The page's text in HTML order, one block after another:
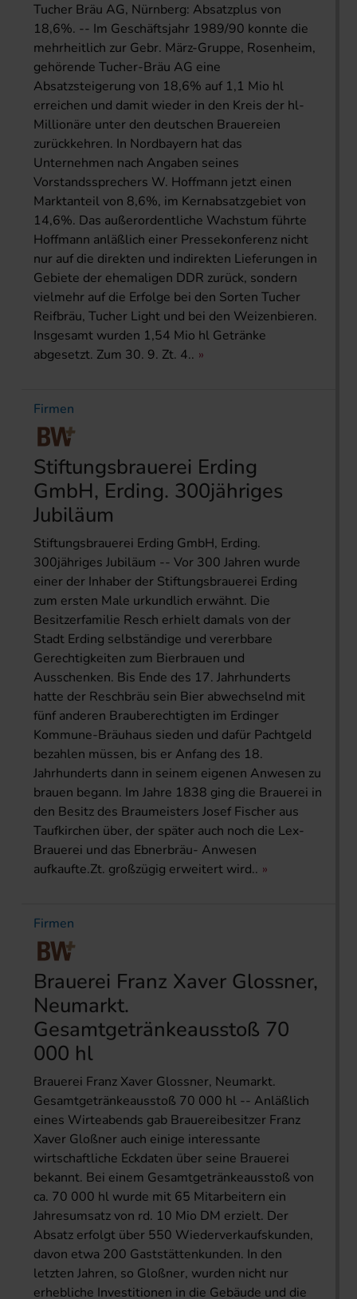
Tucher Bräu AG, Nürnberg: Absatzplus von
18,6%. -- Im Geschäftsjahr 1989/90 konnte die
mehrheitlich zur Gebr. März-Gruppe, Rosenheim,
gehörende Tucher-Bräu AG eine
Absatzsteigerung von 18,6% auf 1,1 Mio hl
erreichen und damit wieder in den Kreis der hl-
Millionäre unter den deutschen Brauereien
zurückkehren. In Nordbayern hat das
Unternehmen nach Angaben seines
Vorstandssprechers W. Hoffmann jetzt einen
Marktanteil von 8,6%, im Kernabsatzgebiet von
14,6%. Das außerordentliche Wachstum führte
Hoffmann anläßlich einer Pressekonferenz nicht
nur auf die direkten und indirekten Lieferungen in
Gebiete der ehemaligen DDR zurück, sondern
vielmehr auf die Erfolge bei den Sorten Tucher
Reifbräu, Tucher Light und bei den Weizenbieren.
Insgesamt wurden 1,54 Mio hl Getränke
abgesetzt. Zum 30. 9. Zt. 4..
Firmen
Stiftungsbrauerei Erding
GmbH, Erding. 300jähriges
Jubiläum
Stiftungsbrauerei Erding GmbH, Erding.
300jähriges Jubiläum -- Vor 300 Jahren wurde
einer der Inhaber der Stiftungsbrauerei Erding
zum ersten Male urkundlich erwähnt. Die
Besitzerfamilie Resch erhielt damals von der
Stadt Erding selbständige und vererbbare
Gerechtigkeiten zum Bierbrauen und
Ausschenken. Bis Ende des 17. Jahrhunderts
hatte der Reschbräu sein Bier abwechselnd mit
fünf anderen Brauberechtigten im Erdinger
Kommune-Bräuhaus sieden und dafür Pachtgeld
bezahlen müssen, bis er Anfang des 18.
Jahrhunderts dann in seinem eigenen Anwesen zu
brauen begann. Im Jahre 1838 ging die Brauerei in
den Besitz des Braumeisters Josef Fischer aus
Taufkirchen über, der später auch noch die Lex-
Brauerei und das Ebnerbräu- Anwesen
aufkaufte.Zt. großzügig erweitert wird..
Firmen
Brauerei Franz Xaver Glossner,
Neumarkt.
Gesamtgetränkeausstoß 70
000 hl
Brauerei Franz Xaver Glossner, Neumarkt.
Gesamtgetränkeausstoß 70 000 hl -- Anläßlich
eines Wirteabends gab Brauereibesitzer Franz
Xaver Gloßner auch einige interessante
wirtschaftliche Eckdaten über seine Brauerei
bekannt. Bei einem Gesamtgetränkeausstoß von
ca. 70 000 hl wurde mit 65 Mitarbeitern ein
Jahresumsatz von rd. 10 Mio DM erzielt. Der
Absatz erfolgt über 550 Wiederverkaufskunden,
davon etwa 200 Gaststättenkunden. In den
letzten Jahren, so Gloßner, wurden nicht nur
erhebliche Investitionen in die Gebäude und die